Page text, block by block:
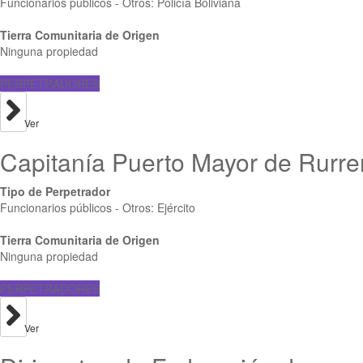
Tierra Comunitaria de Origen
Ninguna propiedad
PERPETRADORES
Ver
Capitanía Puerto Mayor de
Tipo de Perpetrador
Funcionarios públicos - Otros: Ejército
Tierra Comunitaria de Origen
Ninguna propiedad
PERPETRADORES
Ver